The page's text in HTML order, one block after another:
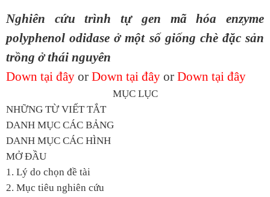
Nghiên cứu trình tự gen mã hóa enzyme
polyphenol odidase ở một số giống chè đặc sản
trồng ở thái nguyên
Down tại đây or Down tại đây or Down tại đây
MỤC LỤC
NHỮNG TỪ VIẾT TẮT
DANH MỤC CÁC BẢNG
DANH MỤC CÁC HÌNH
MỞ ĐẦU
1. Lý do chọn đề tài
2. Mục tiêu nghiên cứu